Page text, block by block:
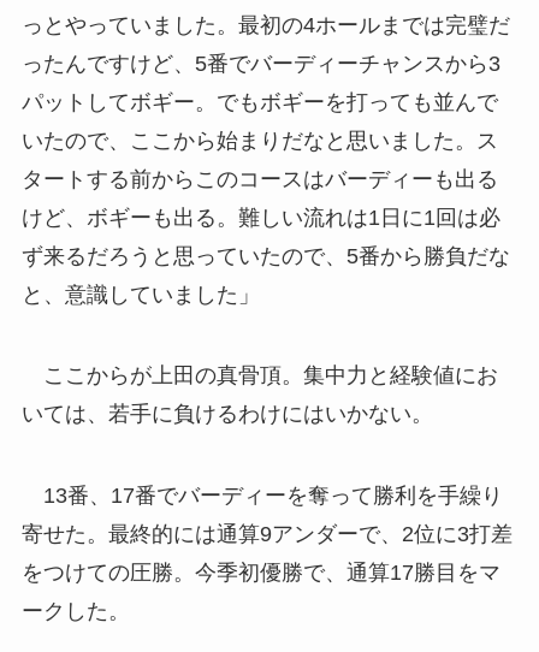
っとやっていました。最初の4ホールまでは完璧だ
ったんですけど、5番でバーディーチャンスから3
パットしてボギー。でもボギーを打っても並んで
いたので、ここから始まりだなと思いました。ス
タートする前からこのコースはバーディーも出る
けど、ボギーも出る。難しい流れは1日に1回は必
ず来るだろうと思っていたので、5番から勝負だな
と、意識していました」
ここからが上田の真骨頂。集中力と経験値にお
いては、若手に負けるわけにはいかない。
13番、17番でバーディーを奪って勝利を手繰り
寄せた。最終的には通算9アンダーで、2位に3打差
をつけての圧勝。今季初優勝で、通算17勝目をマ
ークした。